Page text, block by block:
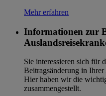
Mehr erfahren
Informationen zur
Sie interessieren sich für
Beitragsänderung in
Hier haben wir die
zusammengestellt.